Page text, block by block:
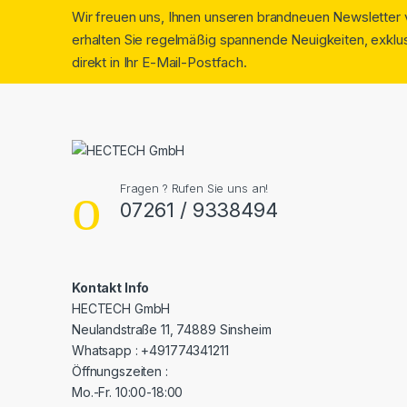
Wir freuen uns, Ihnen unseren brandneuen
erhalten Sie regelmäßig spannende Neuigkeiten,
direkt in Ihr E-Mail-Postfach.
Fragen ? Rufen Sie uns an!
07261 / 9338494
Kontakt Info
HECTECH GmbH
Neulandstraße 11, 74889 Sinsheim
Whatsapp : +491774341211
Öffnungszeiten :
Mo.-Fr. 10:00-18:00